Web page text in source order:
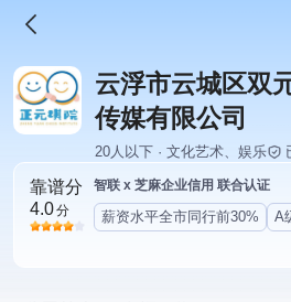
云浮市云城区双
传媒有限公司
20人以下 · 文化艺术、娱乐
靠谱分
4.0分
智联 x 芝麻企业信用 联合认证
薪资水平全市同行前30% A